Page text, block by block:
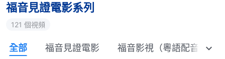
福音見證電影系列
121 個視頻
全部 福音見證電影 福音影視（粵語配音）